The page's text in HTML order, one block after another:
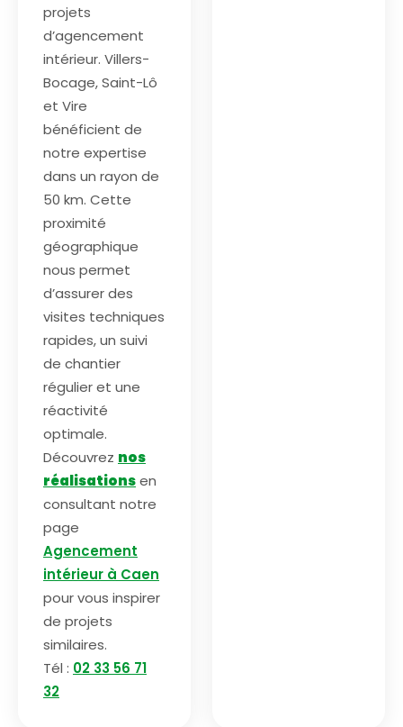
projets
d’agencement
intérieur. Villers-
Bocage, Saint-Lô
et Vire
bénéficient de
notre expertise
dans un rayon de
50 km. Cette
proximité
géographique
nous permet
d’assurer des
visites techniques
rapides, un suivi
de chantier
régulier et une
réactivité
optimale.
Découvrez nos
réalisationsen
consultant notre
page
Agencement
intérieur à Caen
pour vous inspirer
de projets
similaires.
Tél : 02 33 56 71
32